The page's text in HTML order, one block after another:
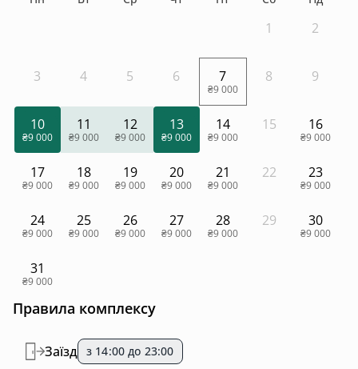
1 2
3 4 5 6 7
₴9 000
8 9
10
₴9 000
11
₴9 000
12
₴9 000
13
₴9 000
14
₴9 000
15 16
₴9 000
17
₴9 000
18
₴9 000
19
₴9 000
20
₴9 000
21
₴9 000
22 23
₴9 000
24
₴9 000
25
₴9 000
26
₴9 000
27
₴9 000
28
₴9 000
29 30
₴9 000
31
₴9 000
Правила комплексу
Заїзд з 14:00 до 23:00